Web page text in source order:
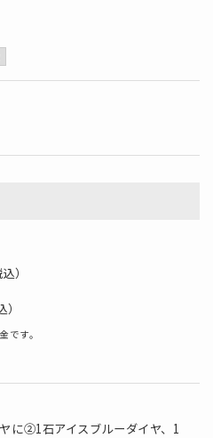
）
）
です。
に②1石アイスブルーダイヤ、1